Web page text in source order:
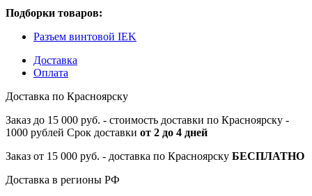
Подборки товаров:
Разъем винтовой IEK
Доставка
Оплата
Доставка по Красноярску
Заказ до 15 000 руб. - стоимость доставки по Красноярску -
1000 рублей Срок доставки от 2 до 4 дней
Заказ от 15 000 руб. - доставка по Красноярску БЕСПЛАТНО
Доставка в регионы РФ